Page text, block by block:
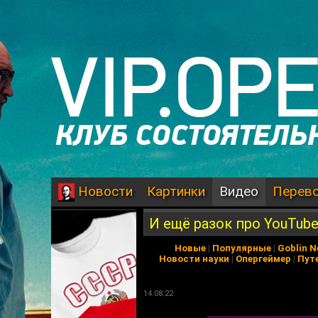
Новости Картинки Видео
И ещё разок про YouTube
Новые | Популярные | Goblin
Новости науки | Опергеймер |
14.08.22